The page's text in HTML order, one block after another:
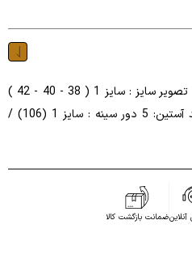
مانتو جنس : جین رنگ : فقط رنگ تصویر سایز : سایز 1 ( 38 - 40 - 42 )
/ سایز 2 ( 42 - 44 ) قد : 77 قد آستین: 5 دور سینه : سایز 1 (106) /
آنلاینضمانت بازگشت کالا